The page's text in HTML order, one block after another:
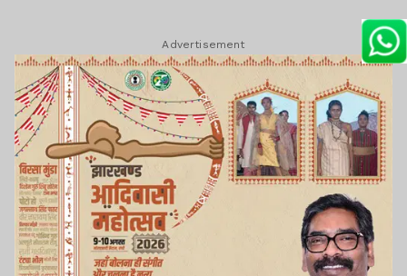
Advertisement